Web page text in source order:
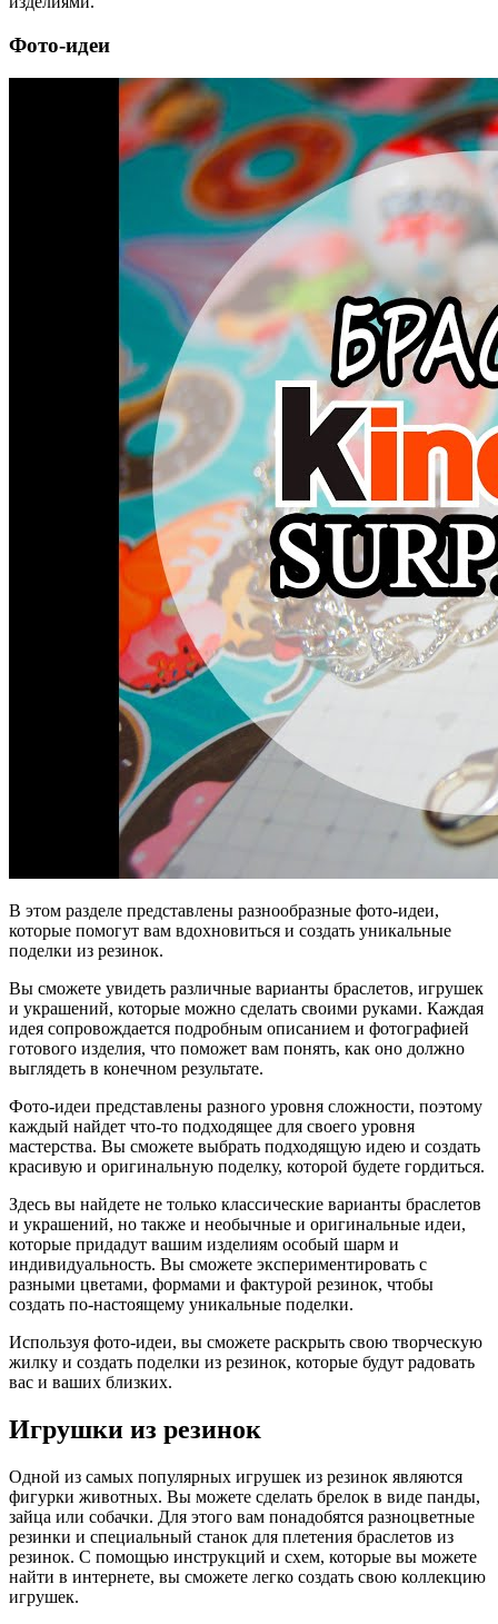
Фото-идеи
В этом разделе представлены разнообразные фото-идеи,
которые помогут вам вдохновиться и создать уникальные
поделки из резинок.
Вы сможете увидеть различные варианты браслетов, игрушек
и украшений, которые можно сделать своими руками. Каждая
идея сопровождается подробным описанием и фотографией
готового изделия, что поможет вам понять, как оно должно
выглядеть в конечном результате.
Фото-идеи представлены разного уровня сложности, поэтому
каждый найдет что-то подходящее для своего уровня
мастерства. Вы сможете выбрать подходящую идею и создать
красивую и оригинальную поделку, которой будете гордиться.
Здесь вы найдете не только классические варианты браслетов
и украшений, но также и необычные и оригинальные идеи,
которые придадут вашим изделиям особый шарм и
индивидуальность. Вы сможете экспериментировать с
разными цветами, формами и фактурой резинок, чтобы
создать по-настоящему уникальные поделки.
Используя фото-идеи, вы сможете раскрыть свою творческую
жилку и создать поделки из резинок, которые будут радовать
вас и ваших близких.
Игрушки из резинок
Одной из самых популярных игрушек из резинок являются
фигурки животных. Вы можете сделать брелок в виде панды,
зайца или собачки. Для этого вам понадобятся разноцветные
резинки и специальный станок для плетения браслетов из
резинок. С помощью инструкций и схем, которые вы можете
найти в интернете, вы сможете легко создать свою коллекцию
игрушек.